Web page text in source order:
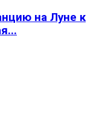
на Луне к